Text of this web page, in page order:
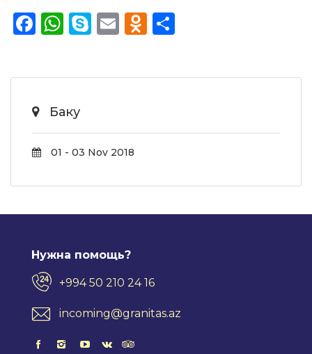
Facebook
WhatsApp
Skype
EmailOdnoklassniki
Баку
01 - 03 Nov 2018
Нужна помощь?
+994 50 210 24 16
incoming@granitas.az